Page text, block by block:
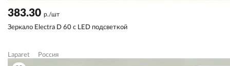
383.30 р./шт
Зеркало Electra D 60 с LED подсветкой
Laparet Россия